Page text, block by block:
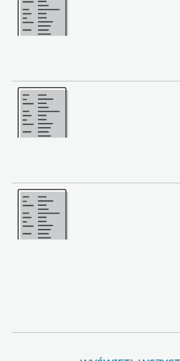
Więcej
Więcej